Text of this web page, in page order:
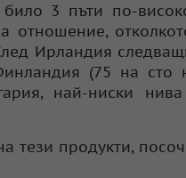
3 пъти по-
отношение,
Ирландия
(75 на сто
най-ниски
тези продукти,